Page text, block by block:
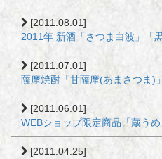
[2011.08.01]
2011年 新酒「さつま白波」「
[2011.07.01]
薩摩焼酎「甘薩摩(あまさつま)
[2011.06.01]
WEBショップ限定商品「蔵うめ
[2011.04.25]